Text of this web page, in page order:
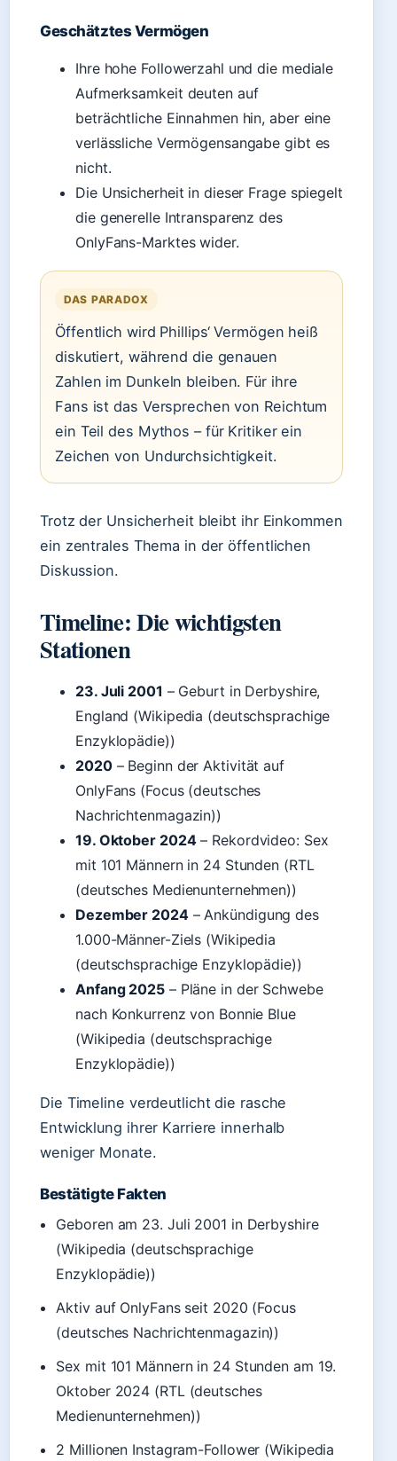
Geschätztes Vermögen
Ihre hohe Followerzahl und die mediale
Aufmerksamkeit deuten auf
beträchtliche Einnahmen hin, aber eine
verlässliche Vermögensangabe gibt es
nicht.
Die Unsicherheit in dieser Frage spiegelt
die generelle Intransparenz des
OnlyFans-Marktes wider.
DAS PARADOX
Öffentlich wird Phillips‘ Vermögen heiß
diskutiert, während die genauen
Zahlen im Dunkeln bleiben. Für ihre
Fans ist das Versprechen von Reichtum
ein Teil des Mythos – für Kritiker ein
Zeichen von Undurchsichtigkeit.
Trotz der Unsicherheit bleibt ihr Einkommen
ein zentrales Thema in der öffentlichen
Diskussion.
Timeline: Die wichtigsten
Stationen
23. Juli 2001 – Geburt in Derbyshire,
England (Wikipedia (deutschsprachige
Enzyklopädie))
2020– Beginn der Aktivität auf
OnlyFans (Focus (deutsches
Nachrichtenmagazin))
19. Oktober 2024– Rekordvideo: Sex
mit 101 Männern in 24 Stunden (RTL
(deutsches Medienunternehmen))
Dezember 2024– Ankündigung des
1.000-Männer-Ziels (Wikipedia
(deutschsprachige Enzyklopädie))
Anfang 2025– Pläne in der Schwebe
nach Konkurrenz von Bonnie Blue
(Wikipedia (deutschsprachige
Enzyklopädie))
Die Timeline verdeutlicht die rasche
Entwicklung ihrer Karriere innerhalb
weniger Monate.
Bestätigte Fakten
Geboren am 23. Juli 2001 in Derbyshire
(Wikipedia (deutschsprachige
Enzyklopädie))
Aktiv auf OnlyFans seit 2020 (Focus
(deutsches Nachrichtenmagazin))
Sex mit 101 Männern in 24 Stunden am 19.
Oktober 2024 (RTL (deutsches
Medienunternehmen))
2 Millionen Instagram-Follower (Wikipedia